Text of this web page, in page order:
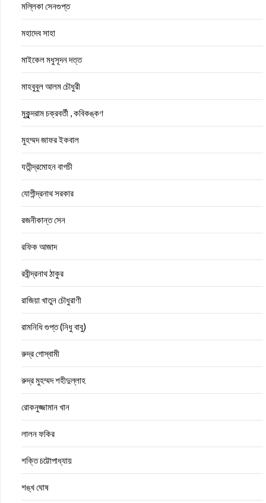
মল্লিকা সেনগুপ্ত
মহাদেব সাহা
মাইকেল মধুসূদন দত্ত
মাহবুবুল আলম চৌধুরী
মুকুন্দরাম চক্রবর্তী , কবিকঙ্কণ
মুহম্মদ জাফর ইকবাল
যতীন্দ্রমোহন বাগচী
যোগীন্দ্রনাথ সরকার
রজনীকান্ত সেন
রফিক আজাদ
রবীন্দ্রনাথ ঠাকুর
রাজিয়া খাতুন চৌধুরাণী
রামনিধি গুপ্ত (নিধু বাবু)
রুদ্র গোস্বামী
রুদ্র মুহম্মদ শহীদুল্লাহ
রোকনুজ্জামান খান
লালন ফকির
শক্তি চট্টোপাধ্যায়
শঙ্খ ঘোষ